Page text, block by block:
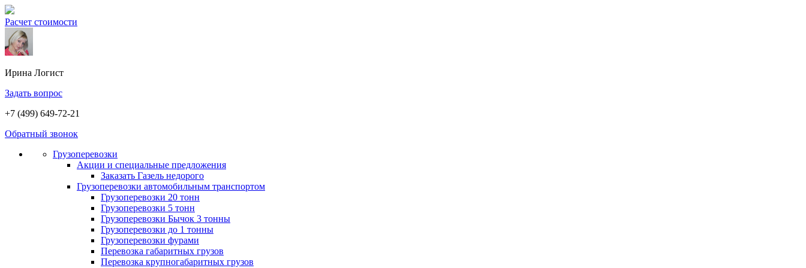
Расчет стоимости
Ирина Логист
Задать вопрос
+7 (499) 649-72-21
Обратный звонок
Грузоперевозки
Акции и специальные предложения
Заказать Газель недорого
Грузоперевозки автомобильным транспортом
Грузоперевозки 20 тонн
Грузоперевозки 5 тонн
Грузоперевозки Бычок 3 тонны
Грузоперевозки до 1 тонны
Грузоперевозки фурами
Перевозка габаритных грузов
Перевозка крупногабаритных грузов